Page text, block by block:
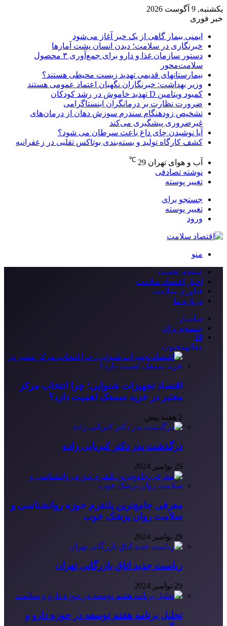
یکشنبه, 9 آگوست 2026
خبر فوری
ایمنی بیمار گاهی از یک خبر آغاز می‌شود
خبرنگاری در سلامت؛ دیدن انسان پشت آمارها
دستور سازمان غذا و دارو برای جمع‌آوری ۳ محصول
سلامت‌محور
بیمارستانهای قدیمی تهدید زیست محیطی هستند؟
وزیر بهداشت: خبرنگاران نگهبان اعتماد عمومی هستند
کمبود ویتامین D تهدید خاموش در رشد کودکان
ضرورت نظارت بر درمانگران اینستاگرامی
تشخیص زودهنگام سندرم سوزش دهان از درمان‌های
غیرضروری پیشگیری می‌کند
آیا نوشیدن چای داغ باعث سرطان می شود؟
کشف کارگاه تولید و بسته‌بندی بوتاکس تقلبی در زعفرانیه
آب و هوای تهران 29
℃
نوشته تصادفی
تغییر پوسته
جستجو برای
تغییر پوسته
ورود
منو
صفحه نخست
اخبار اقتصاد سلامت
فناوری سلامت
درباره ما
سایدبار
جستجو برای
10
مقالهمحبوب
اقتصاد تجهیزات شنوایی؛ چرا انتخاب مرکز
معتبر در خرید سمعک اهمیت دارد؟
2 هفته پیش
درگذشت پدر دکتر کبریایی زاده
29 نوامبر 2024
معرفی جامع‌ترین پلتفرم حوزه روانشناسی و
سلامت روان پزشک خوب
29 نوامبر 2024
ریاست جدید اتاق بازرگانی تهران
29 نوامبر 2024
تحلیل برنامه هفتم توسعه در حوزه دارو و